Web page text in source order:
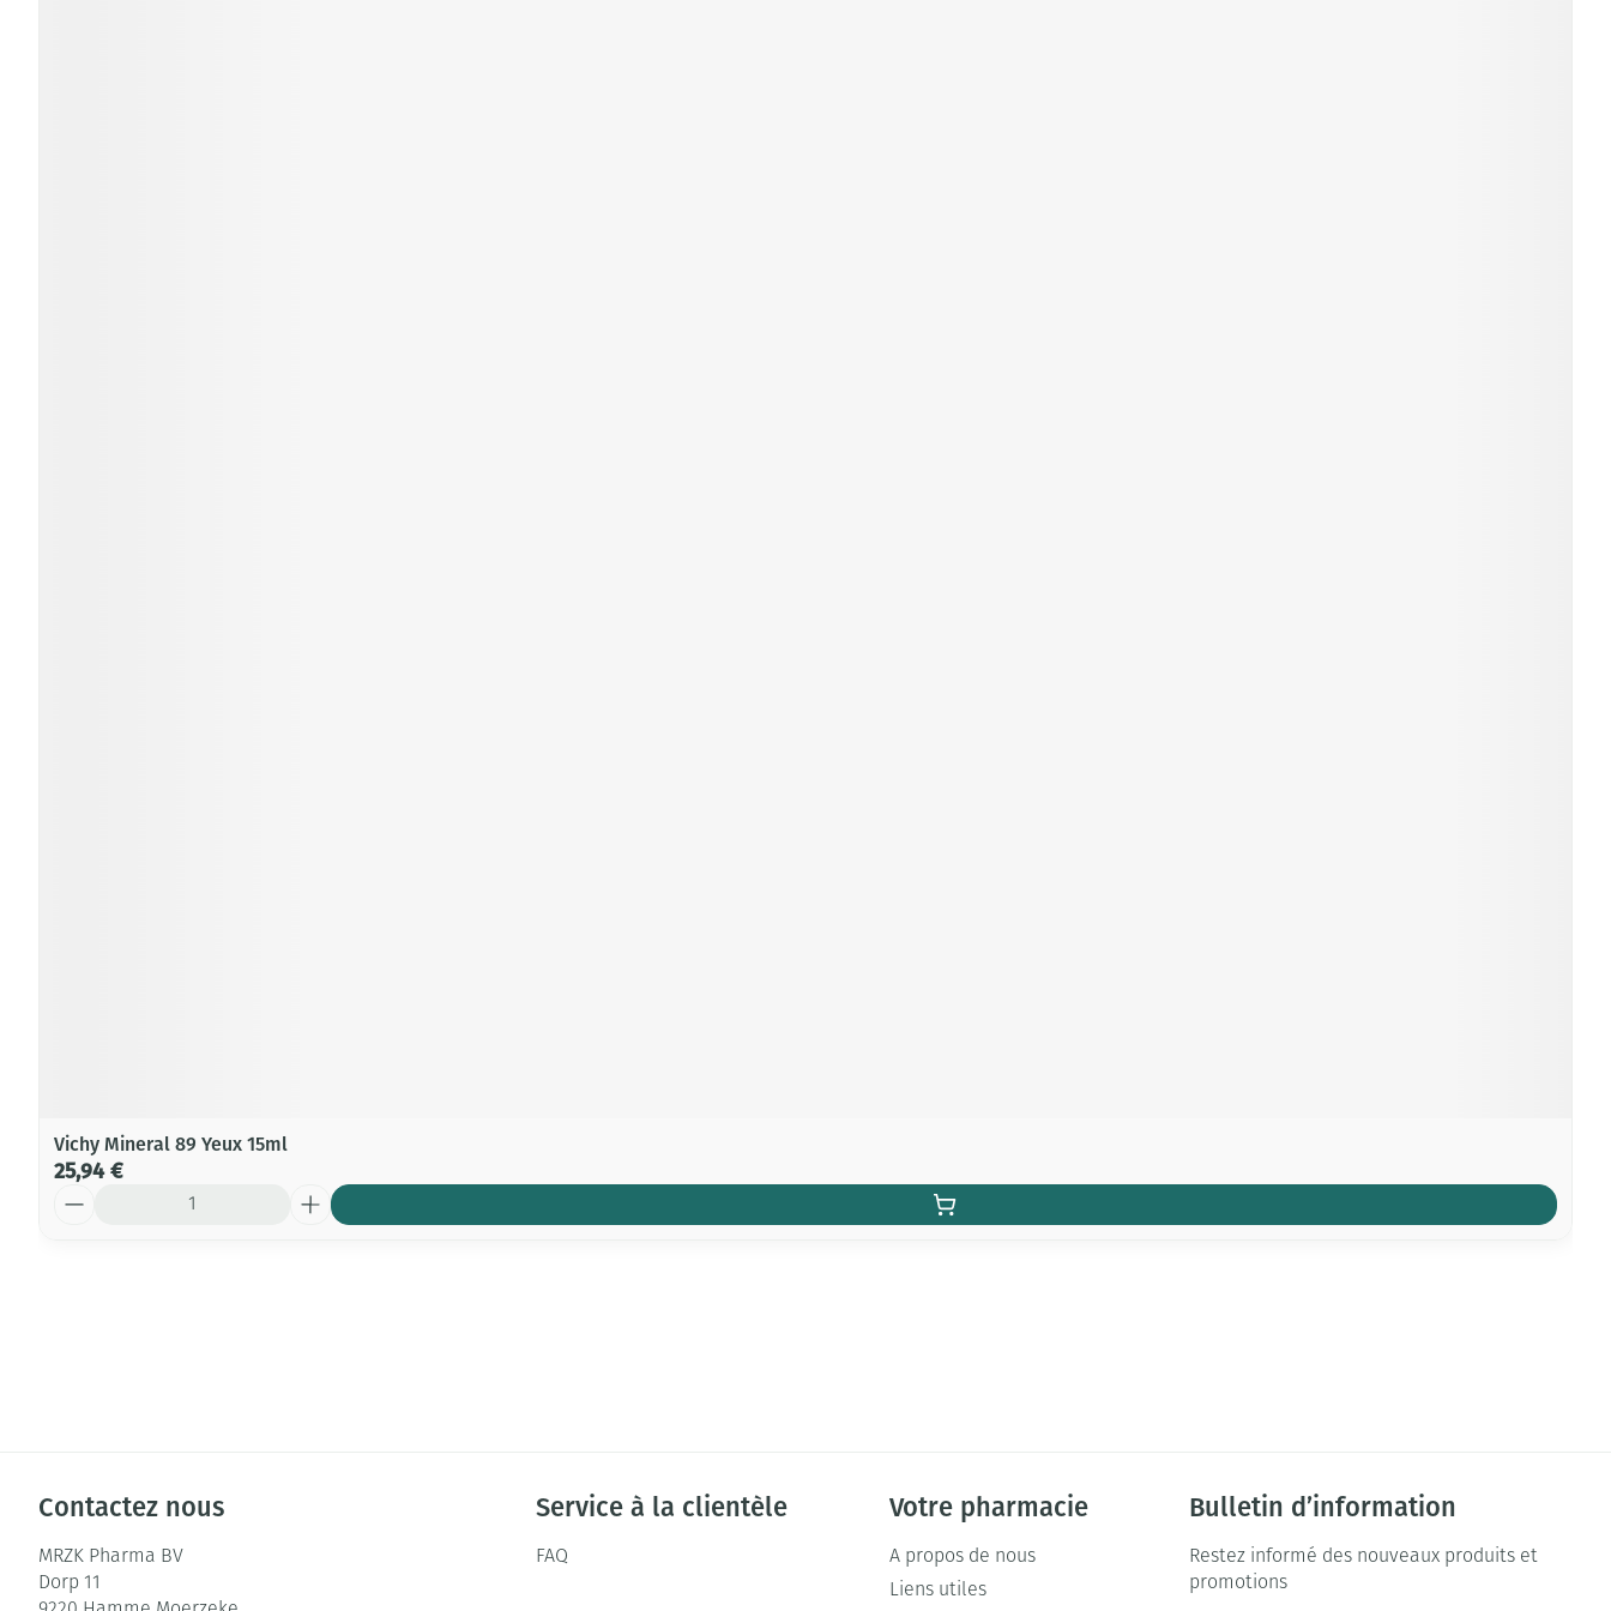
Vichy Mineral 89 Yeux 15ml
25,94 €
Contactez nous
MRZK Pharma BV
Dorp 11
Service à la clientèle
FAQ
Votre pharmacie
A propos de nous
Liens utiles
Bulletin d’information
Restez informé des nouveaux produits et
promotions